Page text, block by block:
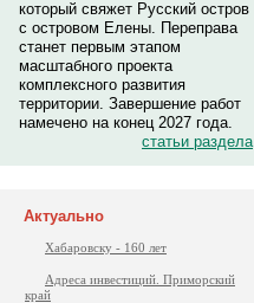
который свяжет Русский остров
с островом Елены. Переправа
станет первым этапом
масштабного проекта
комплексного развития
территории. Завершение работ
намечено на конец 2027 года.
статьи раздела
Актуально
Хабаровску - 160 лет
Адреса инвестиций. Приморский
край